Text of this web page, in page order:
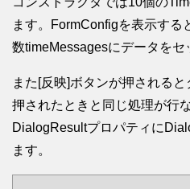
ます。FormConfigを表示する
数timeMessagesにデータをセ
また[反映]ボタンが押される
押されたときと同じ処理が行
DialogResultプロパティに
ます。